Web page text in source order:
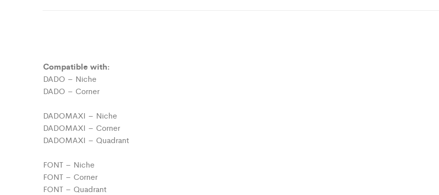
Compatible with:
DADO – Niche
DADO – Corner
DADOMAXI – Niche
DADOMAXI – Corner
DADOMAXI – Quadrant
FONT – Niche
FONT – Corner
FONT – Quadrant